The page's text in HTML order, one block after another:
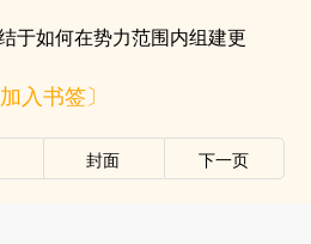
于如何在势力范围内组建更
加入书签〕
封面 下一页